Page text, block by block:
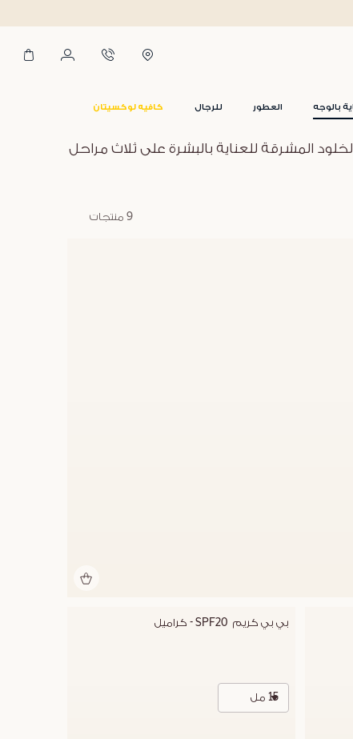
بالوجه العطور للرجال كافيه لوكسيتان
المشرقة للعناية بالبشرة على ثلاث مراحل
9 منتجات
بي بي كريم  SPF20 - كراميل
15 مل